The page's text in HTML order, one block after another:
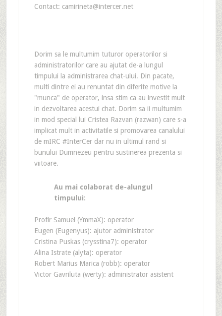
Contact: camirineta@intercer.net
Dorim sa le multumim tuturor operatorilor si
administratorilor care au ajutat de-a lungul
timpului la administrarea chat-ului. Din pacate,
multi dintre ei au renuntat din diferite motive la
"munca" de operator, insa stim ca au investit mult
in dezvoltarea acestui chat. Dorim sa ii multumim
in mod special lui Cristea Razvan (razwan) care s-a
implicat mult in activitatile si promovarea canalului
de mIRC #InterCer dar nu in ultimul rand si
bunului Dumnezeu pentru sustinerea prezenta si
viitoare.
Au mai colaborat de-alungul
timpului:
Profir Samuel (YmmaX): operator
Eugen (Eugenyus): ajutor administrator
Cristina Puskas (crysstina7): operator
Alina Istrate (alyta): operator
Robert Marius Marica (robb): operator
Victor Gavriluta (werty): administrator asistent